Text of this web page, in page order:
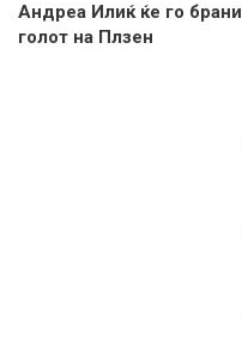
Андреа Илиќ ќе го брани
голот на Плзен